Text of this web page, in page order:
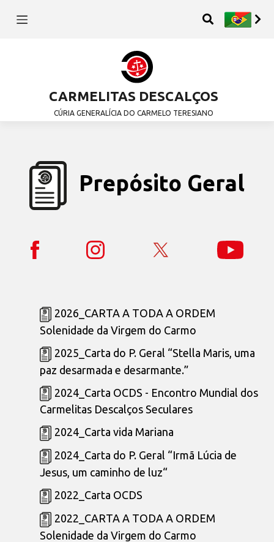
CARMELITAS DESCALÇOS
CÚRIA GENERALÍCIA DO CARMELO TERESIANO
Prepósito Geral
2026_CARTA A TODA A ORDEM
Solenidade da Virgem do Carmo
2025_Carta do P. Geral “Stella Maris, uma
paz desarmada e desarmante.”
2024_Carta OCDS - Encontro Mundial dos
Carmelitas Descalços Seculares
2024_Carta vida Mariana
2024_Carta do P. Geral “Irmã Lúcia de
Jesus, um caminho de luz“
2022_Carta OCDS
2022_CARTA A TODA A ORDEM
Solenidade da Virgem do Carmo